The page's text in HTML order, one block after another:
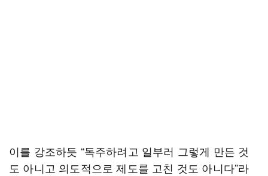
이를 강조하듯 “독주하려고 일부러 그렇게 만든 것
도 아니고 의도적으로 제도를 고친 것도 아니다”라